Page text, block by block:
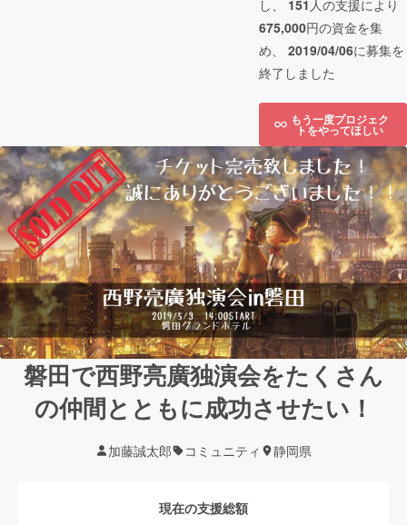
し、 151 人の支援により
675,000円の資金を集
め、 2019/04/06に募集を
終了しました
もう一度プロジェク
トをやってほしい
磐田で西野亮廣独演会をたくさん
の仲間とともに成功させたい！
加藤誠太郎 コミュニティ 静岡県
現在の支援総額